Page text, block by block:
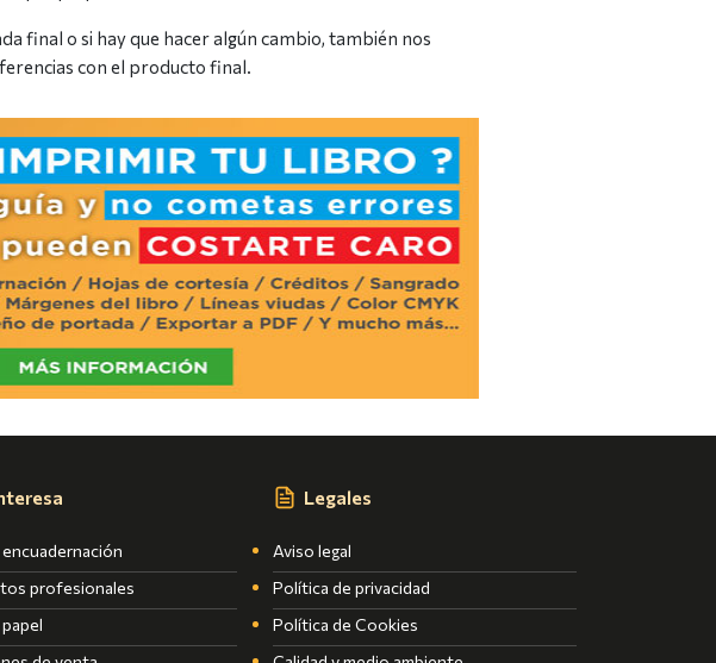
final o si hay que hacer algún cambio, también nos
con el producto final.
profesionales
Legales
Aviso legal
Política de privacidad
Política de Cookies